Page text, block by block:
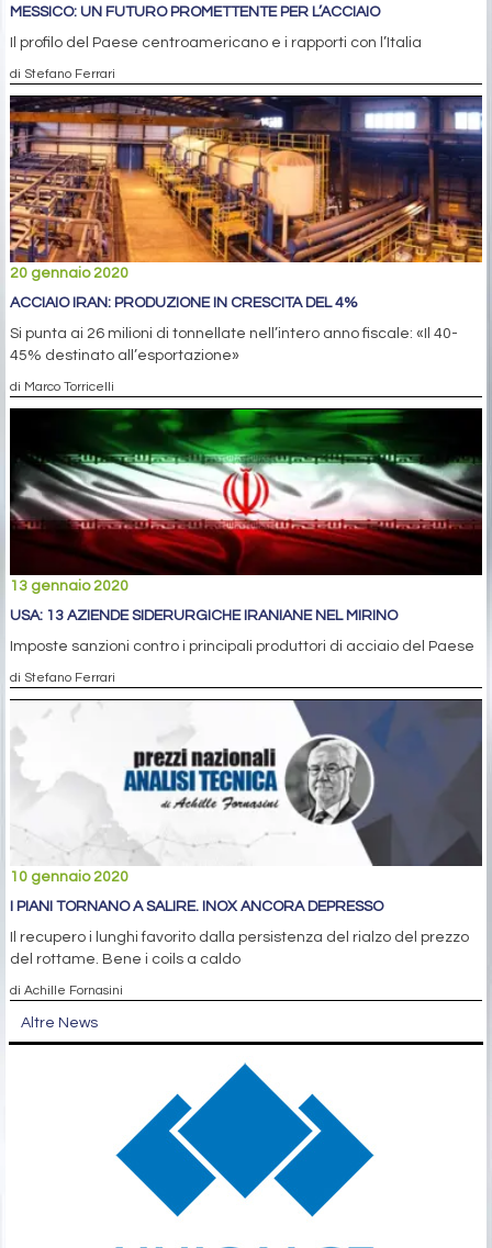
MESSICO: UN FUTURO PROMETTENTE PER L’ACCIAIO
Il profilo del Paese centroamericano e i rapporti con l’Italia
di Stefano Ferrari
20 gennaio 2020
ACCIAIO IRAN: PRODUZIONE IN CRESCITA DEL 4%
Si punta ai 26 milioni di tonnellate nell’intero anno fiscale: «Il 40-
45% destinato all’esportazione»
di Marco Torricelli
13 gennaio 2020
USA: 13 AZIENDE SIDERURGICHE IRANIANE NEL MIRINO
Imposte sanzioni contro i principali produttori di acciaio del Paese
di Stefano Ferrari
10 gennaio 2020
I PIANI TORNANO A SALIRE. INOX ANCORA DEPRESSO
Il recupero i lunghi favorito dalla persistenza del rialzo del prezzo
del rottame. Bene i coils a caldo
di Achille Fornasini
Altre News